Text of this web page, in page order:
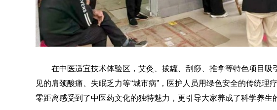
在中医适宜技术体验区，艾灸、拔罐、刮痧、推拿等特色项目吸
见的肩颈酸痛、失眠乏力等“城市病”，医护人员用绿色安全的传统理
零距离感受到了中医药文化的独特魅力，更引导大家养成了科学养生